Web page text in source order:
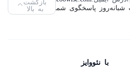
مدل
مدل TS
مدل
بازگشت
به بالا
با نئووایز